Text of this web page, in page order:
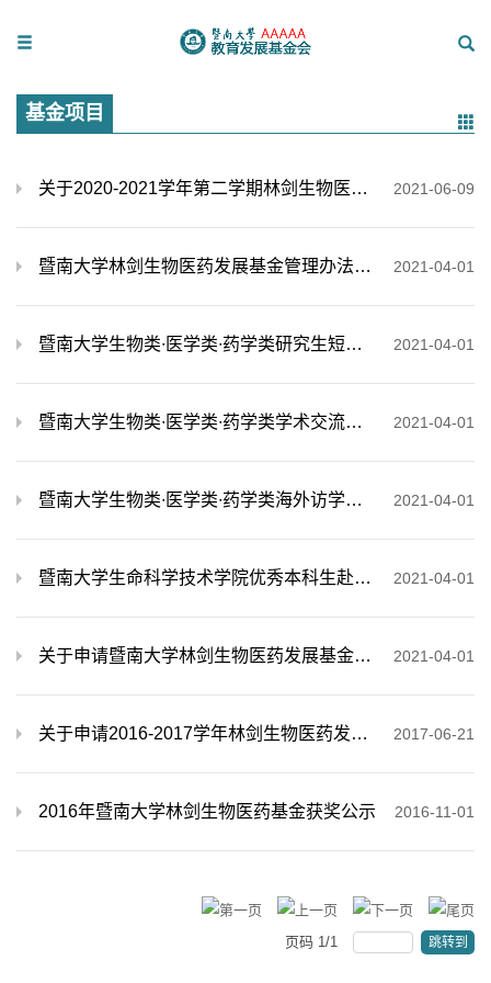
基金项目
关于2020-2021学年第二学期林剑生物医药发展基金资助名单的公示 2021-06-09
暨南大学林剑生物医药发展基金管理办法(2021) 2021-04-01
暨南大学生物类∙医学类∙药学类研究生短期出国（境）研究项目“延培”辅助资助项目 2021-04-01
暨南大学生物类∙医学类∙药学类学术交流会辅助资助计划 2021-04-01
暨南大学生物类∙医学类∙药学类海外访学研究辅助资助项目 2021-04-01
暨南大学生命科学技术学院优秀本科生赴国（境）外学习辅助资助项目 2021-04-01
关于申请暨南大学林剑生物医药发展基金2020-2021学年第二学期资助的通知 2021-04-01
关于申请2016-2017学年林剑生物医药发展基金的通知 2017-06-21
2016年暨南大学林剑生物医药基金获奖公示 2016-11-01
页码 1/1 跳转到